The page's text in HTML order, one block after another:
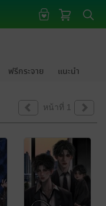
ฟรีกระจาย แนะนำ
หน้าที่ 1